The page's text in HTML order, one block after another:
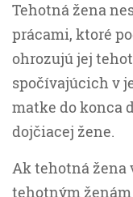
Tehotná žena
prácami, ktoré
ohrozujú jej
spočívajúcich v
matke do konca
dojčiacej žene.
Ak tehotná žena
tehotným